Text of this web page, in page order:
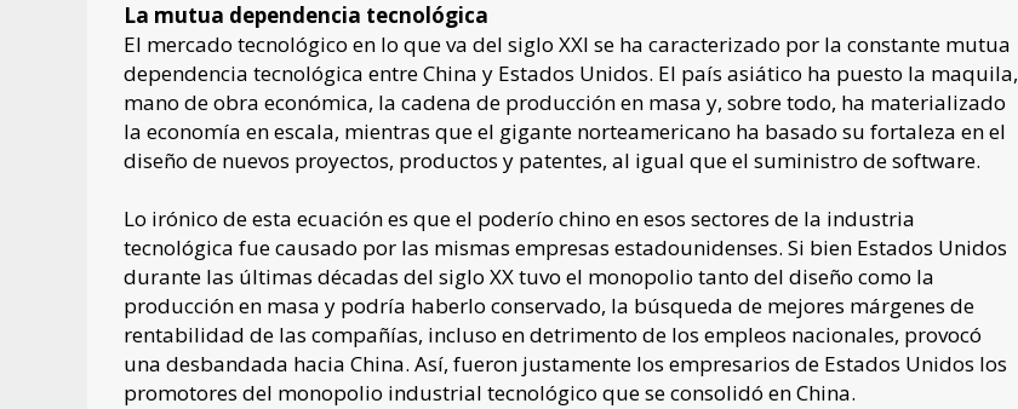
La mutua dependencia tecnológica
El mercado tecnológico en lo que va del siglo XXI se ha caracterizado por la constante mutua
dependencia tecnológica entre China y Estados Unidos. El país asiático ha puesto la maquila,
mano de obra económica, la cadena de producción en masa y, sobre todo, ha materializado
la economía en escala, mientras que el gigante norteamericano ha basado su fortaleza en el
diseño de nuevos proyectos, productos y patentes, al igual que el suministro de software.
Lo irónico de esta ecuación es que el poderío chino en esos sectores de la industria
tecnológica fue causado por las mismas empresas estadounidenses. Si bien Estados Unidos
durante las últimas décadas del siglo XX tuvo el monopolio tanto del diseño como la
producción en masa y podría haberlo conservado, la búsqueda de mejores márgenes de
rentabilidad de las compañías, incluso en detrimento de los empleos nacionales, provocó
una desbandada hacia China. Así, fueron justamente los empresarios de Estados Unidos los
promotores del monopolio industrial tecnológico que se consolidó en China.